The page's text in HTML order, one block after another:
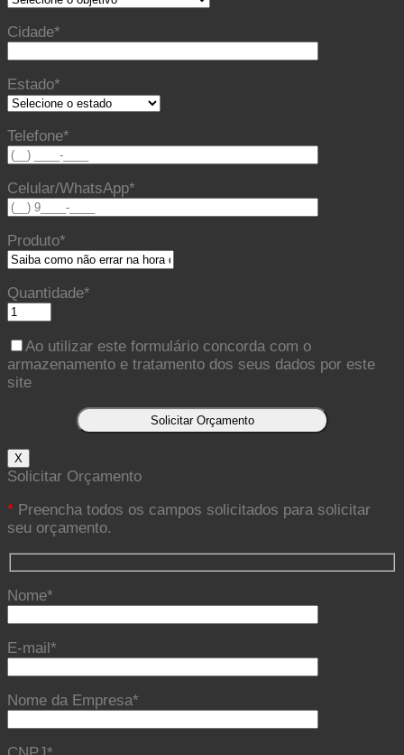
Cidade*
Estado*
Telefone*
Celular/WhatsApp*
Produto*
Quantidade*
Ao utilizar este formulário concorda com o
armazenamento e tratamento dos seus dados por este
site
X
Solicitar Orçamento
* Preencha todos os campos solicitados para solicitar
seu orçamento.
Nome*
E-mail*
Nome da Empresa*